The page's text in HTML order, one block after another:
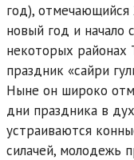
год), отмечающийся
новый год и начало
некоторых районах
праздник «сайри
Ныне он широко
дни праздника в
устраиваются
силачей, молодежь